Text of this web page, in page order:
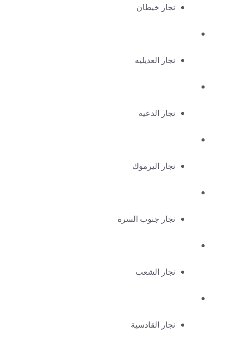
نجار خيطان
نجار العديليه
نجار الدعيه
نجار اليرموك
نجار جنوب السرة
نجار الشعب
نجار القادسية